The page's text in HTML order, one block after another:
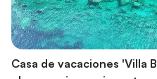
Casa de vacaciones 'Villa